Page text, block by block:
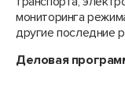
мониторинга
другие последние
Деловая